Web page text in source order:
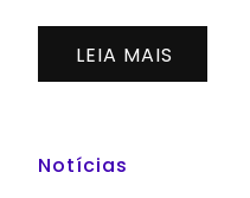
LEIA MAIS
Notícias